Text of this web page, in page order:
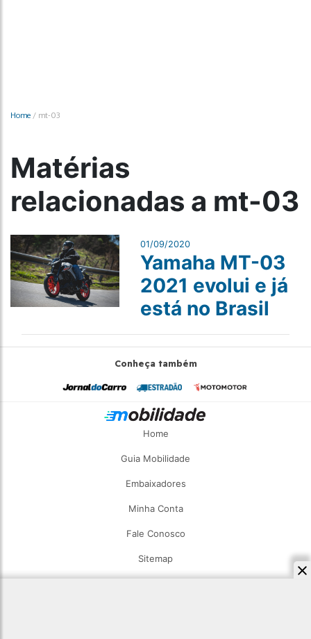
Home / mt-03
Matérias
relacionadas a mt-03
01/09/2020
Yamaha MT-03
2021 evolui e já
está no Brasil
Conheça também
Home
Guia Mobilidade
Embaixadores
Minha Conta
Fale Conosco
Sitemap